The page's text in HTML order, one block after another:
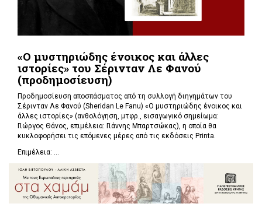
«Ο μυστηριώδης ένοικος και άλλες
ιστορίες» του Σέρινταν Λε Φανού
(προδημοσίευση)
Προδημοσίευση αποσπάσματος από τη συλλογή διηγημάτων του
Σέρινταν Λε Φανού (Sheridan Le Fanu) «Ο μυστηριώδης ένοικος και
άλλες ιστορίες» (ανθολόγηση, μτφρ., εισαγωγικό σημείωμα:
Γιώργος Θάνος, επιμέλεια: Γιάννης Μπαρτσώκας), η οποία θα
κυκλοφορήσει τις επόμενες μέρες από τις εκδόσεις Printa.
Επιμέλεια: ...